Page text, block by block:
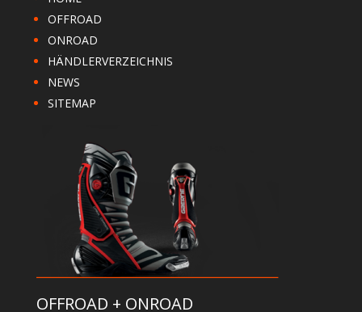
OFFROAD
ONROAD
HÄNDLERVERZEICHNIS
NEWS
SITEMAP
OFFROAD + ONROAD